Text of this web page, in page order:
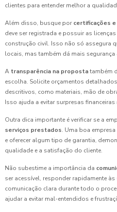
clientes para entender melhor a
Além disso, busque por certificações e
deve ser registrada e possuir as
construção civil. Isso não só assegura
locais, mas também dá mais
A transparência na propostatambém
escolha. Solicite orçamentos
descritivos, como materiais, mão de
Isso ajuda a evitar surpresas
Outra dica importante é verificar se a
serviços prestados. Uma boa
e oferecer algum tipo de garantia,
qualidade e a satisfação do cliente.
Não subestime a importância da
ser acessível, responder rapidamente
comunicação clara durante todo o
ajudar a evitar mal-entendidos e